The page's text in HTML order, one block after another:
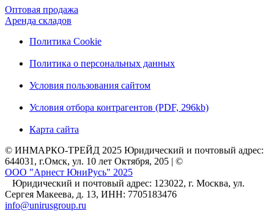
Оптовая продажа
Аренда складов
Политика Cookie
Политика о персональных данных
Условия пользования сайтом
Условия отбора контрагентов (PDF, 296kb)
Карта сайта
© ИНМАРКО-ТРЕЙД 2025 Юридический и почтовый адрес:
644031, г.Омск, ул. 10 лет Октября, 205 | ©
ООО "Арнест ЮниРусь" 2025
Юридический и почтовый адрес: 123022, г. Москва, ул.
Сергея Макеева, д. 13, ИНН: 7705183476
info@unirusgroup.ru